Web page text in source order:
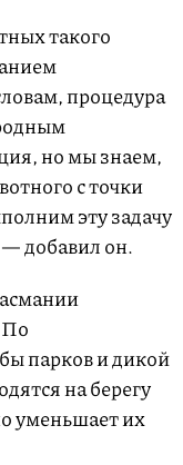
такого
процедура
но мы знаем,
с точки
эту задачу
добавил он.
По
парков и дикой
на берегу
уменьшает их